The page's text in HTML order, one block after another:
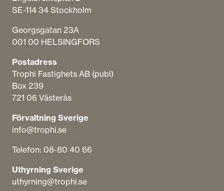
SE-114 34 Stockholm
Georgsgatan 23A
001 00 HELSINGFORS
Postadress
Trophi Fastighets AB (publ)
Box 239
721 06 Västerås
Förvaltning Sverige
info@trophi.se
Telefon: 08-80 40 66
Uthyrning Sverige
uthyrning@trophi.se